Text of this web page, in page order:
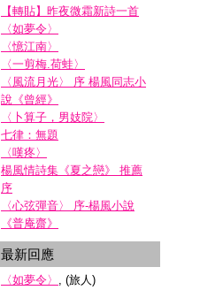
【轉貼】昨夜微霜新詩一首
〈如夢令〉
〈憶江南〉
〈一剪梅.荷蛙〉
〈風流月光〉 序 楊風同志小
說《曾經》
〈卜算子，男妓院〉
七律：無題
〈嘆疼〉
楊風情詩集《夏之戀》 推薦
序
〈心弦彈音〉 序-楊風小說
《普庵齋》
最新回應
〈如夢令〉 , (旅人)